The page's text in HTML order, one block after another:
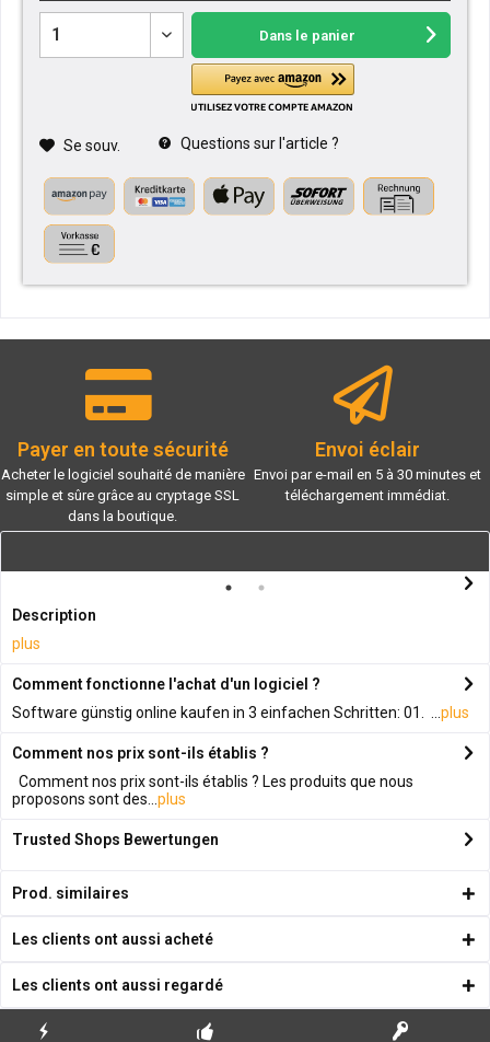
Dans le panier
Se souv. Questions sur l'article ?
Payer en toute sécurité
Acheter le logiciel souhaité de manière
simple et sûre grâce au cryptage SSL
dans la boutique.
Envoi éclair
Envoi par e-mail en 5 à 30 minutes et
téléchargement immédiat.
Description
plus
Comment fonctionne l'achat d'un logiciel ?
Software günstig online kaufen in 3 einfachen Schritten: 01. ... plus
Comment nos prix sont-ils établis ?
Comment nos prix sont-ils établis ? Les produits que nous
proposons sont des... plus
Trusted Shops Bewertungen
Prod. similaires
Les clients ont aussi acheté
Les clients ont aussi regardé